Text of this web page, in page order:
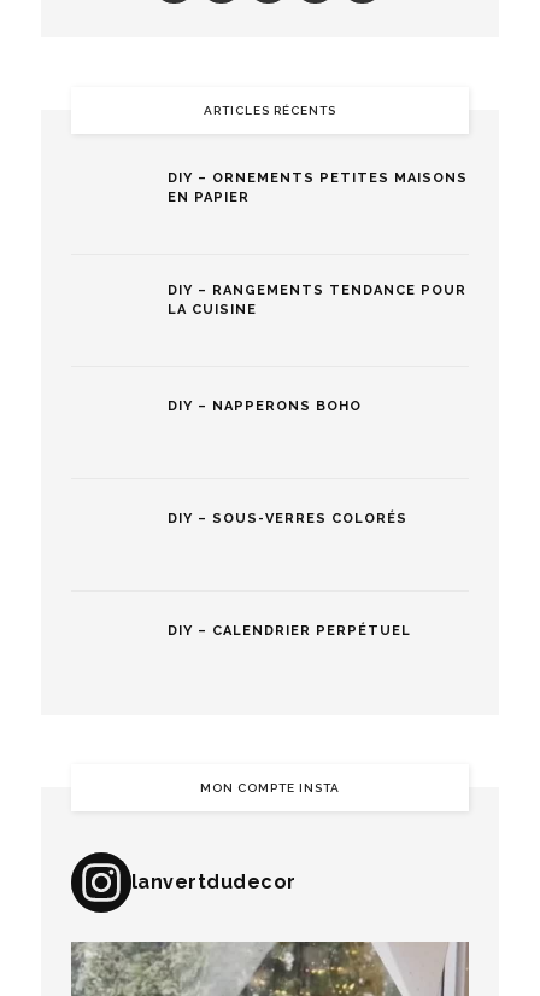
ARTICLES RÉCENTS
DIY – ORNEMENTS PETITES MAISONS
EN PAPIER
DIY – RANGEMENTS TENDANCE POUR
LA CUISINE
DIY – NAPPERONS BOHO
DIY – SOUS-VERRES COLORÉS
DIY – CALENDRIER PERPÉTUEL
MON COMPTE INSTA
lanvertdudecor